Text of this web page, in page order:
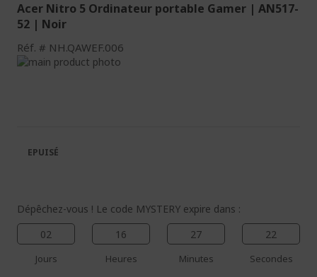
Acer Nitro 5 Ordinateur portable Gamer | AN517-
52 | Noir
Réf. NH.QAWEF.006
Passer
galerie
d’images
Galerie
d’images
Dépêchez-vous ! Le code MYSTERY expire dans :
02
Jours
16
Heures
27
Minutes
21
Secondes
EPUISÉ